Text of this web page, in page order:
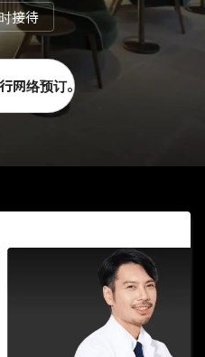
接待
网络预订。